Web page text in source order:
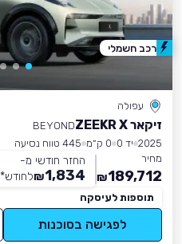
עפולה
זיקאר ZEEKR X
BEYOND
2025 יד 0 0 ק״מ
445 טווח נסיעה
מחיר
189,712
₪
החזר חודשי מ-
1,834
₪לחודש*
תוספות לעיסקה
לפגישה בסוכנות
רכב חשמלי